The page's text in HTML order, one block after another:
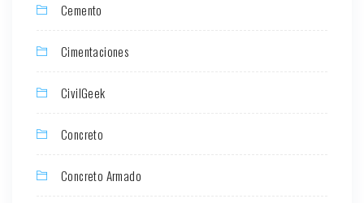
Cemento
Cimentaciones
CivilGeek
Concreto
Concreto Armado